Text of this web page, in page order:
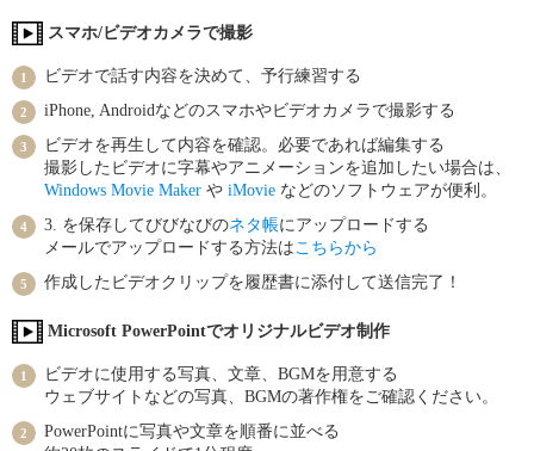
スマホ/ビデオカメラで撮影
ビデオで話す内容を決めて、予行練習する
iPhone, Androidなどのスマホやビデオカメラで撮影する
ビデオを再生して内容を確認。必要であれば編集する
撮影したビデオに字幕やアニメーションを追加したい場合は、
Windows Movie Maker やiMovie などのソフトウェアが便利。
3. を保存してびびなびのネタ帳にアップロードする
メールでアップロードする方法はこちらから
作成したビデオクリップを履歴書に添付して送信完了！
Microsoft PowerPointでオリジナルビデオ制作
ビデオに使用する写真、文章、BGMを用意する
ウェブサイトなどの写真、BGMの著作権をご確認ください。
PowerPointに写真や文章を順番に並べる